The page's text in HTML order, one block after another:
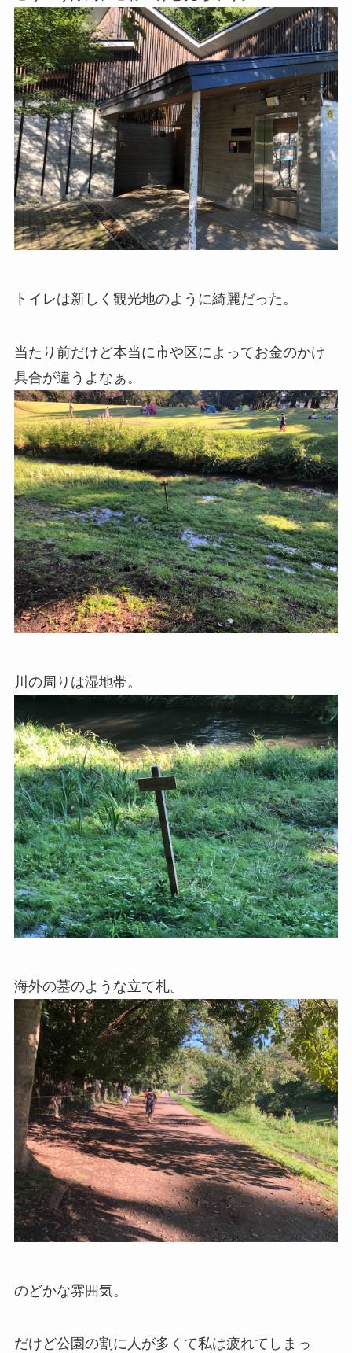
トイレは新しく観光地のように綺麗だった。
当たり前だけど本当に市や区によってお金のかけ
具合が違うよなぁ。
川の周りは湿地帯。
海外の墓のような立て札。
のどかな雰囲気。
だけど公園の割に人が多くて私は疲れてしまっ